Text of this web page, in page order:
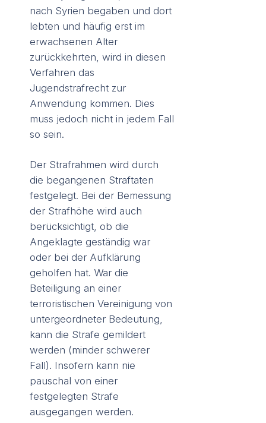
nach Syrien begaben und dort
lebten und häufig erst im
erwachsenen Alter
zurückkehrten, wird in diesen
Verfahren das
Jugendstrafrecht zur
Anwendung kommen. Dies
muss jedoch nicht in jedem Fall
so sein.
Der Strafrahmen wird durch
die begangenen Straftaten
festgelegt. Bei der Bemessung
der Strafhöhe wird auch
berücksichtigt, ob die
Angeklagte geständig war
oder bei der Aufklärung
geholfen hat. War die
Beteiligung an einer
terroristischen Vereinigung von
untergeordneter Bedeutung,
kann die Strafe gemildert
werden (minder schwerer
Fall). Insofern kann nie
pauschal von einer
festgelegten Strafe
ausgegangen werden.